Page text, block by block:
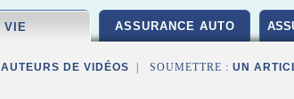
VIE ASSURANCE AUTO
AUTEURS DE VIDÉOS | SOUMETTRE : UN